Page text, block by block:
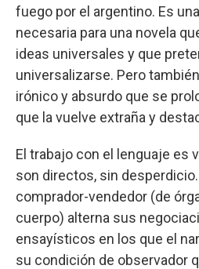
fuego por el argentino. Es
necesaria para una novela
ideas universales y que
universalizarse. Pero
irónico y absurdo que se
que la vuelve extraña y
El trabajo con el lenguaje es
son directos, sin
comprador-vendedor (de
cuerpo) alterna sus
ensayísticos en los que el
su condición de observador